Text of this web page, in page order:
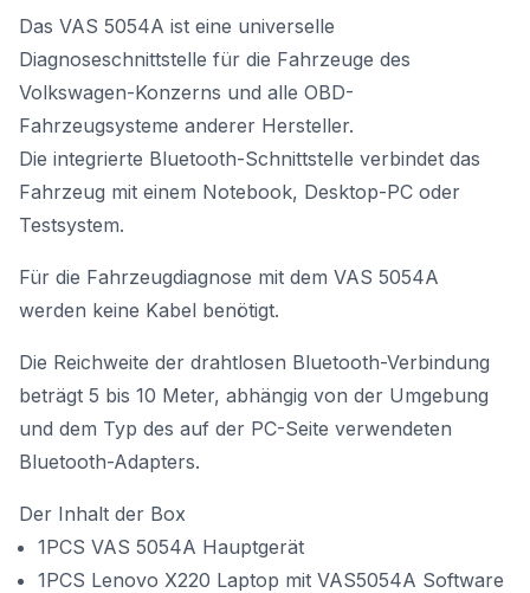
Das VAS 5054A ist eine universelle
Diagnoseschnittstelle für die Fahrzeuge des
Volkswagen-Konzerns und alle OBD-
Fahrzeugsysteme anderer Hersteller.
Die integrierte Bluetooth-Schnittstelle verbindet das
Fahrzeug mit einem Notebook, Desktop-PC oder
Testsystem.
Für die Fahrzeugdiagnose mit dem VAS 5054A
werden keine Kabel benötigt.
Die Reichweite der drahtlosen Bluetooth-Verbindung
beträgt 5 bis 10 Meter, abhängig von der Umgebung
und dem Typ des auf der PC-Seite verwendeten
Bluetooth-Adapters.
Der Inhalt der Box
1PCS VAS 5054A Hauptgerät
1PCS Lenovo X220 Laptop mit VAS5054A Software